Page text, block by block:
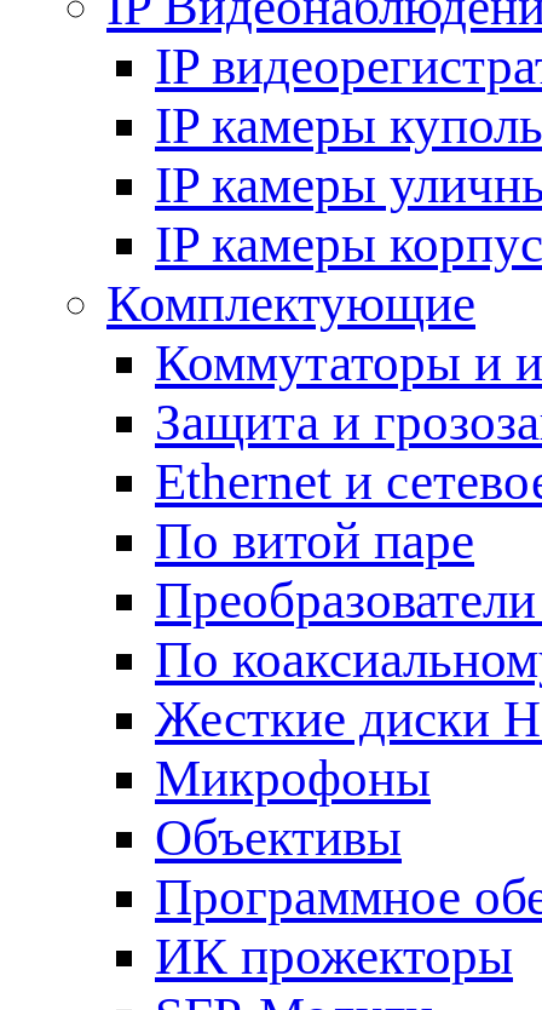
IP
IP камеры
IP камеры
IP камеры
Комплектующие
Коммутаторы и
Защита и
Ethernet и
По витой паре
По
Жесткие диски
Микрофоны
Объективы
Программное
ИК прожекторы